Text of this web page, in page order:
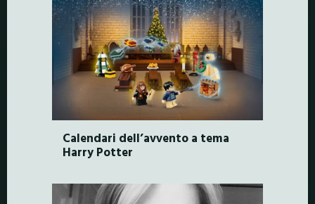
Calendari dell’avvento a tema
Harry Potter